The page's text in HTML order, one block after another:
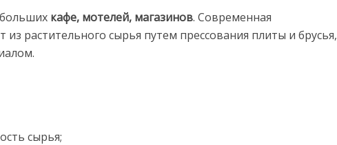
кафе, мотелей, магазинов. Современная
растительного сырья путем прессования плиты и брусья,
сырья;